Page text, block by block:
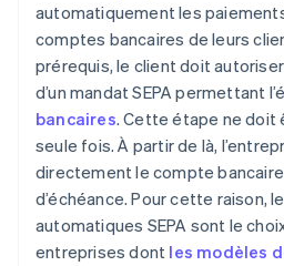
automatiquement les
comptes bancaires de leurs
prérequis, le client doit
d’un mandat SEPA permettant
bancaires. Cette étape ne doit
seule fois. À partir de là,
directement le compte
d’échéance. Pour cette raison,
automatiques SEPA sont le
entreprises dont les modèles